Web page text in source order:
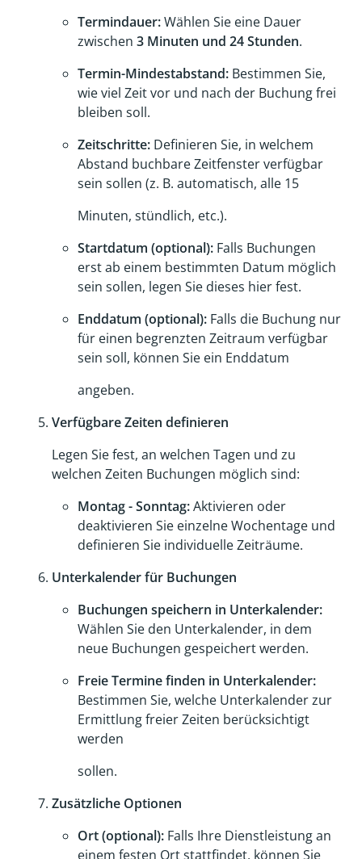
Termindauer:Wählen Sie eine Dauer
zwischen 3 Minuten und 24 Stunden.
Termin-Mindestabstand: Bestimmen Sie,
wie viel Zeit vor und nach der Buchung frei
bleiben soll.
Zeitschritte: Definieren Sie, in welchem
Abstand buchbare Zeitfenster verfügbar
sein sollen (z. B. automatisch, alle 15
Minuten, stündlich, etc.).
Startdatum (optional): Falls Buchungen
erst ab einem bestimmten Datum möglich
sein sollen, legen Sie dieses hier fest.
Enddatum (optional): Falls die Buchung nur
für einen begrenzten Zeitraum verfügbar
sein soll, können Sie ein Enddatum
angeben.
Verfügbare Zeiten definieren
Legen Sie fest, an welchen Tagen und zu
welchen Zeiten Buchungen möglich sind:
Montag - Sonntag:Aktivieren oder
deaktivieren Sie einzelne Wochentage und
definieren Sie individuelle Zeiträume.
Unterkalender für Buchungen
Buchungen speichern in Unterkalender:
Wählen Sie den Unterkalender, in dem
neue Buchungen gespeichert werden.
Freie Termine finden in Unterkalender:
Bestimmen Sie, welche Unterkalender zur
Ermittlung freier Zeiten berücksichtigt
werden
sollen.
Zusätzliche Optionen
Ort (optional): Falls Ihre Dienstleistung an
einem festen Ort stattfindet, können Sie